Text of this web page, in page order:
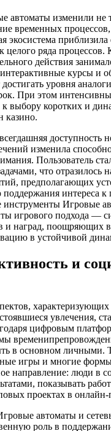
автоматы изменили не
временных
экосистема
целого ряда процессов.
действия
курсы и
уровня
При этом
к выбору коротких и
казино.
доступность
изменила
Пользователь
что отразилось
предполагающих
интереса
инструменты Игровые
игрового подхода —
и наград, поощряющих
в устойчивой
и
увлечения,
цифровым
в основном личными.
игры и многие
направление: люди в
показывать
проектах в онлайн-
автоматы и
роль в